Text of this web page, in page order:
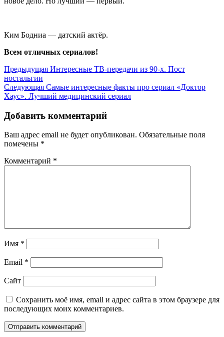
Ким Бодниа — датский актёр.
Всем отличных сериалов!
Навигация
по
записям
Предыдущая
запись
Предыдущая Интересные ТВ-передачи из 90-х. Пост
ностальгии
Следующая
запись
Следующая Самые интересные факты про сериал «Доктор
Хаус». Лучший медицинский сериал
Добавить комментарий
Ваш адрес email не будет опубликован. Обязательные поля
помечены *
Комментарий *
Имя *
Email *
Сайт
Сохранить моё имя, email и адрес сайта в этом браузере для
последующих моих комментариев.